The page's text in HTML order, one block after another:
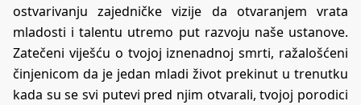
ostvarivanju zajedničke vizije da otvaranjem vrata
mladosti i talentu utremo put razvoju naše ustanove.
Zatečeni viješću o tvojoj iznenadnoj smrti, ražalošćeni
činjenicom da je jedan mladi život prekinut u trenutku
kada su se svi putevi pred njim otvarali, tvojoj porodici